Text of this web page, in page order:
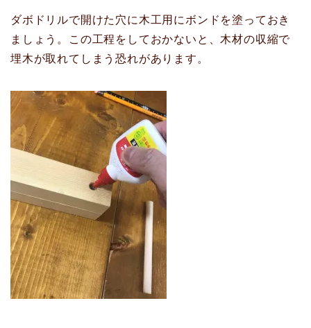
ダボドリルで開けた穴に木工用にボンドを塗っておき
ましょう。この工程をしておかないと、木材の収縮で
埋木が取れてしまう恐れがあります。